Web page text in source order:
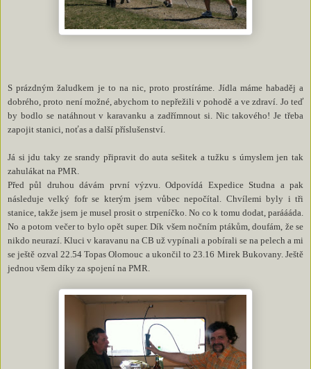
S prázdným žaludkem je to na nic, proto prostíráme. Jídla máme habaděj a
dobrého, proto není možné, abychom to nepřežili v pohodě a ve zdraví. Jo teď
by bodlo se natáhnout v karavanku a zadřímnout si. Nic takového! Je třeba
zapojit stanici, noťas a další příslušenství.
Já si jdu taky ze srandy připravit do auta sešitek a tužku s úmyslem jen tak
zahulákat na PMR.
Před půl druhou dávám první výzvu. Odpovídá Expedice Studna a pak
následuje velký fofr se kterým jsem vůbec nepočítal. Chvílemi byly i tři
stanice, takže jsem je musel prosit o strpeníčko. No co k tomu dodat, paráááda.
No a potom večer to bylo opět super. Dík všem nočním ptákům, doufám, že se
nikdo neurazí. Kluci v karavanu na CB už vypínali a pobírali se na pelech a mi
se ještě ozval 22.54 Topas Olomouc a ukončil to 23.16 Mirek Bukovany. Ještě
jednou všem díky za spojení na PMR.